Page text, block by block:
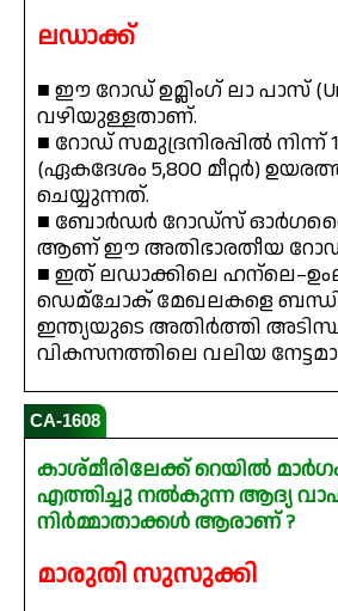
ലഡാക്ക്
■ ഈ റോഡ് ഉമ്ലിംഗ് ലാ പാസ്
വഴിയുള്ളതാണ്.
■ റോഡ് സമുദ്രനിരപ്പിൽ നിന്ന്
(ഏകദേശം 5,800 മീറ്റർ)
ചെയ്യുന്നത്.
■ ബോർഡർ റോഡ്സ്
ആണ് ഈ അതിഭാരതീയ റോഡ്
■ ഇത് ലഡാക്കിലെ
ഡെമ്ചോക് മേഖലകളെ
ഇന്ത്യയുടെ അതിർത്തി
വികസനത്തിലെ വലിയ
CA-1608
കാശ്മീരിലേക്ക് റെയിൽ
എത്തിച്ചു നൽകുന്ന ആദ്യ
നിർമ്മാതാക്കൾ ആരാണ് ?
മാരുതി സുസുക്കി